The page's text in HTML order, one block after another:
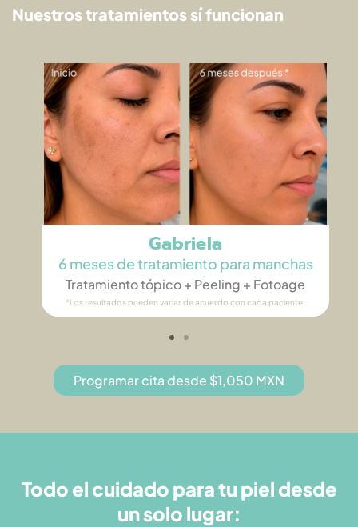
Nuestros tratamientos sí funcionan
Gabriela
6 meses de tratamiento para manchas
Tratamiento tópico + Peeling​ + Fotoage
*Los resultados pueden variar de acuerdo con cada paciente.
Programar cita desde $1,050 MXN
Todo el cuidado para tu piel desde
un solo lugar: